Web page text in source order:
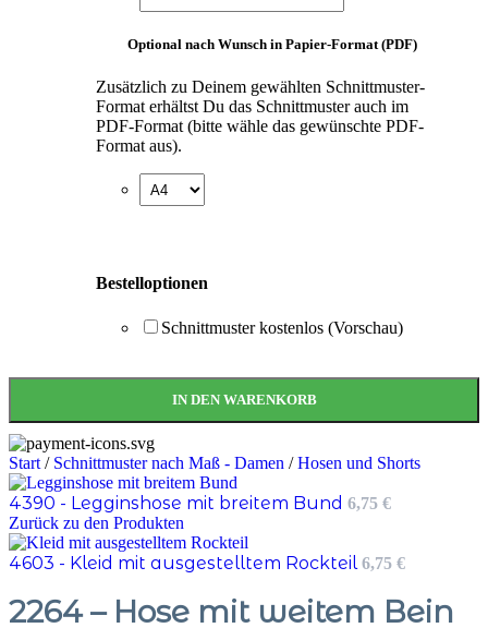
Optional nach Wunsch in Papier-Format (PDF)
Zusätzlich zu Deinem gewählten Schnittmuster-
Format erhältst Du das Schnittmuster auch im
PDF-Format (bitte wähle das gewünschte PDF-
Format aus).
Bestelloptionen
Schnittmuster kostenlos (Vorschau)
IN DEN WARENKORB
Start / Schnittmuster nach Maß - Damen / Hosen und Shorts
4390 - Legginshose mit breitem Bund 6,75 €
Zurück zu den Produkten
4603 - Kleid mit ausgestelltem Rockteil6,75 €
2264 – Hose mit weitem Bein